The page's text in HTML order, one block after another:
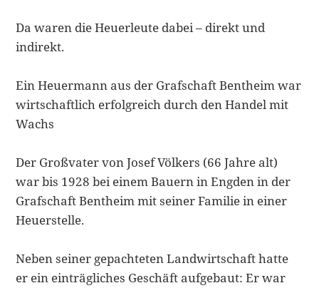
Da waren die Heuerleute dabei – direkt und
indirekt.
Ein Heuermann aus der Grafschaft Bentheim war
wirtschaftlich erfolgreich durch den Handel mit
Wachs
Der Großvater von Josef Völkers (66 Jahre alt)
war bis 1928 bei einem Bauern in Engden in der
Grafschaft Bentheim mit seiner Familie in einer
Heuerstelle.
Neben seiner gepachteten Landwirtschaft hatte
er ein einträgliches Geschäft aufgebaut: Er war